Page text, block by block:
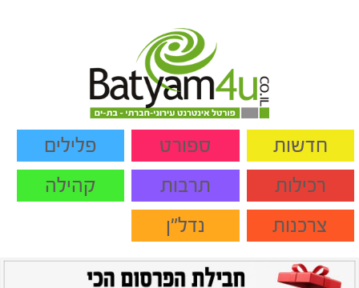
חדשות ספורט
פלילים
רכילות
תרבות
קהילה
צרכנות
נדל"ן